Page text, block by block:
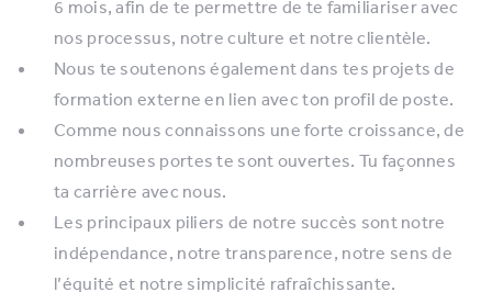
6 mois, afin de te permettre de te familiariser avec
nos processus, notre culture et notre clientèle.
Nous te soutenons également dans tes projets de
formation externe en lien avec ton profil de poste.
Comme nous connaissons une forte croissance, de
nombreuses portes te sont ouvertes. Tu façonnes
ta carrière avec nous.
Les principaux piliers de notre succès sont notre
indépendance, notre transparence, notre sens de
l’équité et notre simplicité rafraîchissante.